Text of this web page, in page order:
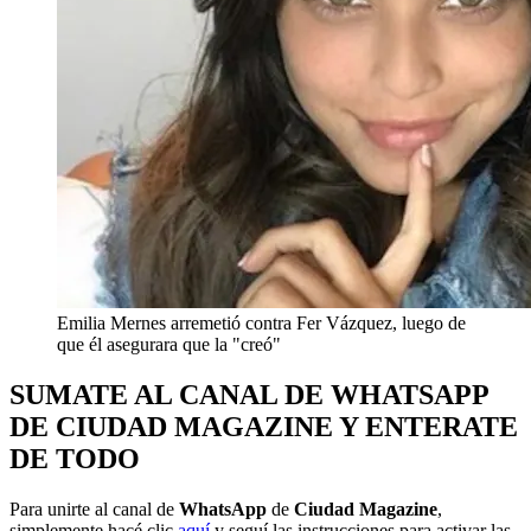
Emilia Mernes arremetió contra Fer Vázquez, luego de
que él asegurara que la "creó"
SUMATE AL CANAL DE WHATSAPP
DE CIUDAD MAGAZINE Y ENTERATE
DE TODO
Para unirte al canal de WhatsApp de Ciudad Magazine,